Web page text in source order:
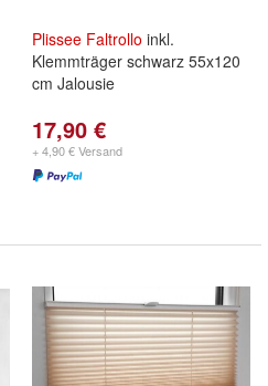
Plissee Faltrollo inkl.
Klemmträger schwarz 55x120
cm Jalousie
17,90 €
+ 4,90 € Versand